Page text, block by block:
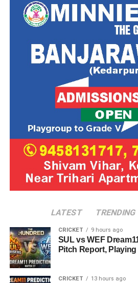
LATEST TRENDING
CRICKET 9 hours ago
SUL vs WEF
Pitch Report,
CRICKET 13 hours ago